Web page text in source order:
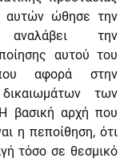
αυτών ώθησε την
την
αυτού του
αφορά στην
των
βασική αρχή που
η πεποίθηση, ότι
τόσο σε θεσμικό